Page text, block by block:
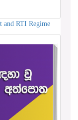
and RTI Regime